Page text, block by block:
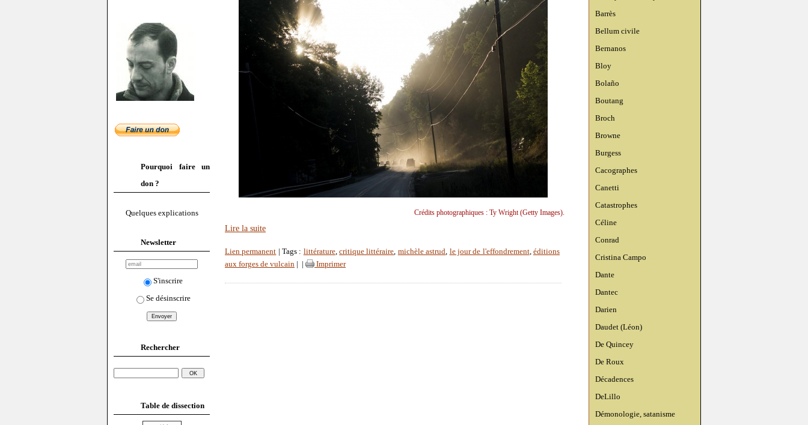
Pourquoi faire un
don ?
Quelques explications
Newsletter
S'inscrire
Se désinscrire
Rechercher
Table de dissection
Barrès
Bellum civile
Bernanos
Bloy
Bolaño
Boutang
Broch
Browne
Burgess
Cacographes
Canetti
Catastrophes
Céline
Conrad
Cristina Campo
Dante
Dantec
Darien
Daudet (Léon)
De Quincey
De Roux
Décadences
DeLillo
Démonologie, satanisme
Crédits photographiques : Ty Wright (Getty Images).
Lire la suite
Lien permanent | Tags : littérature,critique littéraire, michèle astrud, le jour de l'effondrement, éditions
aux forges de vulcain
Imprimer